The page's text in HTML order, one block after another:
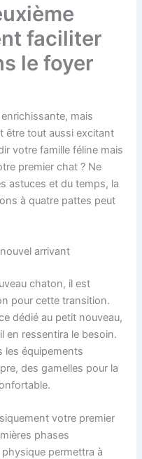
faciliter
le foyer
mais
être tout aussi excitant
votre famille féline mais
premier chat ? Ne
astuces et du temps, la
à quatre pattes peut
arrivant
chaton, il est
pour cette transition.
dédié au petit nouveau,
en ressentira le besoin.
les équipements
des gamelles pour la
votre premier
phases
permettra à